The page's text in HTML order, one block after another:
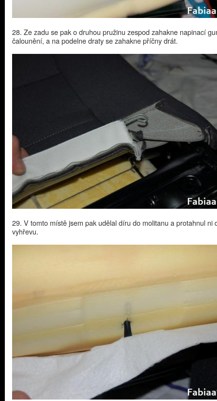
28. Ze zadu se pak o druhou pružinu zespod zahakne napinací
čalounění, a na podelne draty se zahakne příčny drát.
29. V tomto místě jsem pak udělal díru do molitanu a protahnul ni
vyhřevu.